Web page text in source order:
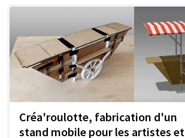
Créa'roulotte, fabrication d'un
stand mobile pour les artistes et